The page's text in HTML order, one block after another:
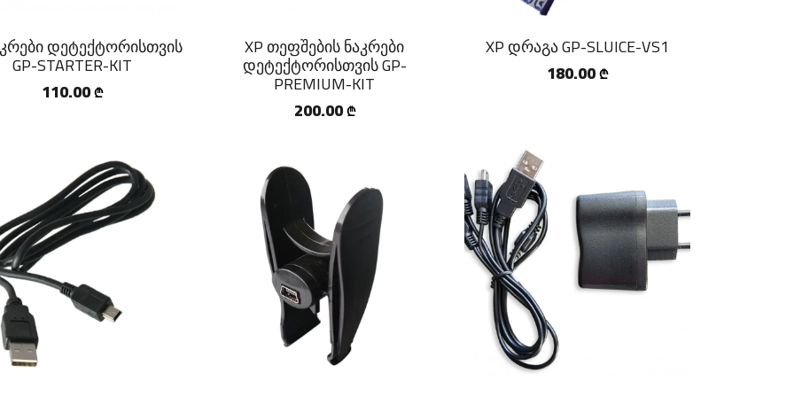
დეტექტორისთვის
GP-STARTER-KIT
110.00 ₾
XP თეფშების ნაკრები
დეტექტორისთვის GP-
PREMIUM-KIT
200.00 ₾
XP დრაგა GP-SLUICE-VS1
180.00 ₾